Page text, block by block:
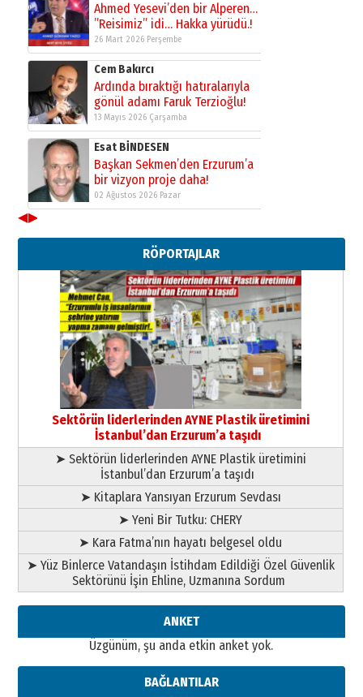
Ahmed Yesevi’den bir Alperen…
”Reisimiz” idi… Hakka yürüdü.!
26 Mart 2026 Perşembe
Cem Bakırcı
Ardında bıraktığı hatıralarıyla
gönül adamı Faruk Terzioğlu!
13 Mayıs 2026 Çarşamba
Esat BİNDESEN
Başkan Sekmen’den Erzurum’a
bir vizyon proje daha!
02 Ağustos 2026 Pazar
Erzurumspor’un köşe taşları
29 Haziran 2026 Pazartesi
Kenan GÜLERCİ
Murat Şahsuvaroğlu ERKON’da
çıtayı yukarı taşırken,
yönetimdekiler aşağı
çekmemeli!
17 Şubat 2026 Salı Orhan BOZKURT
Bir fotoğraf, bir şehir, bir
gazeteci… Dizginler kimin
elinde?
A. Berhan Yılmaz
BİR BÖLÜM DEĞİL, BİR ÖMÜR
SEÇİYORSUNUZ… “NEDEN
ATATÜRK ÜNİVERSİTESİ?”
28 Temmuz 2026 Salı
Ahmet Gökhan YAZICI
Ahmed Yesevi’den bir Alperen…
”Reisimiz” idi… Hakka yürüdü.!
26 Mart 2026 Perşembe
gönül adamı Faruk Terzioğlu!
◀▶
RÖPORTAJLAR
Sektörün liderlerinden AYNE Plastik üretimini
İstanbul’dan Erzurum’a taşıdı
➤ Sektörün liderlerinden AYNE Plastik üretimini
İstanbul’dan Erzurum’a taşıdı
➤ Kitaplara Yansıyan Erzurum Sevdası
➤ Yeni Bir Tutku: CHERY
➤ Kara Fatma’nın hayatı belgesel oldu
➤ Yüz Binlerce Vatandaşın İstihdam Edildiği Özel Güvenlik
Sektörünü İşin Ehline, Uzmanına Sordum
ANKET
Üzgünüm, şu anda etkin anket yok.
BAĞLANTILAR